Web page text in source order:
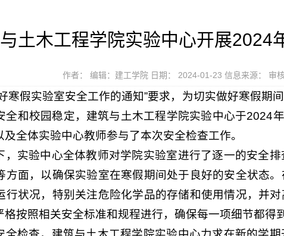
土木工程学院实验中心开展2024
作者： 编辑：建工学院 日期： 2024-01-23 信息来源： 审
寒假实验室安全工作的通知”要求，为切实做好寒假期
全和校园稳定，建筑与土木工程学院实验中心于2024
全体实验中心教师参与了本次安全检查工作。
，实验中心全体教师对学院实验室进行了逐一的安全
方面，以确保实验室在寒假期间处于良好的安全状态
行状况，特别关注危险化学品的存储和使用情况，并
按照相关安全标准和规程进行，确保每一项细节都得